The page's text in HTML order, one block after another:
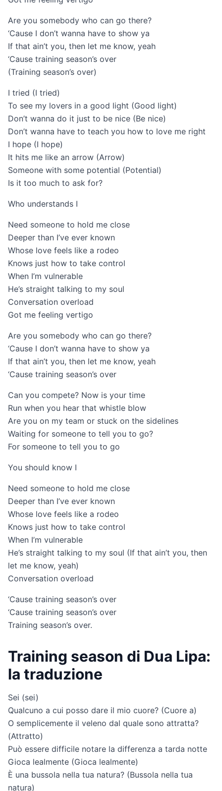
Are you somebody who can go there?
‘Cause I don’t wanna have to show ya
If that ain’t you, then let me know, yeah
‘Cause training season’s over
(Training season’s over)
I tried (I tried)
To see my lovers in a good light (Good light)
Don’t wanna do it just to be nice (Be nice)
Don’t wanna have to teach you how to love me right
I hope (I hope)
It hits me like an arrow (Arrow)
Someone with some potential (Potential)
Is it too much to ask for?
Who understands I
Need someone to hold me close
Deeper than I’ve ever known
Whose love feels like a rodeo
Knows just how to take control
When I’m vulnerable
He’s straight talking to my soul
Conversation overload
Got me feeling vertigo
Are you somebody who can go there?
‘Cause I don’t wanna have to show ya
If that ain’t you, then let me know, yeah
‘Cause training season’s over
Can you compete? Now is your time
Run when you hear that whistle blow
Are you on my team or stuck on the sidelines
Waiting for someone to tell you to go?
For someone to tell you to go
You should know I
Need someone to hold me close
Deeper than I’ve ever known
Whose love feels like a rodeo
Knows just how to take control
When I’m vulnerable
He’s straight talking to my soul (If that ain’t you, then
let me know, yeah)
Conversation overload
‘Cause training season’s over
‘Cause training season’s over
Training season’s over.
Training season di Dua Lipa:
la traduzione
Sei (sei)
Qualcuno a cui posso dare il mio cuore? (Cuore a)
O semplicemente il veleno dal quale sono attratta?
(Attratto)
Può essere difficile notare la differenza a tarda notte
Gioca lealmente (Gioca lealmente)
È una bussola nella tua natura? (Bussola nella tua
natura)